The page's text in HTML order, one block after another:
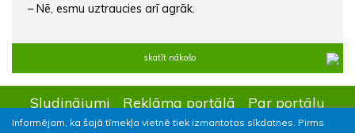
Informējam, ka šajā tīmekļa vietnē tiek izmantotas sīkdatnes. Pirms
– Nē, esmu uztraucies arī agrāk.
skatīt nākošo
Sludinājumi Reklāma portālā
Par portālu